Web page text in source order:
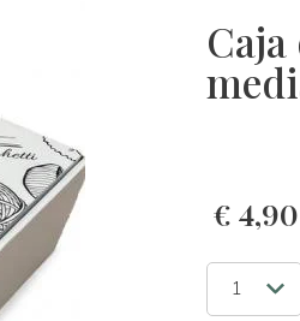
€ 4,90